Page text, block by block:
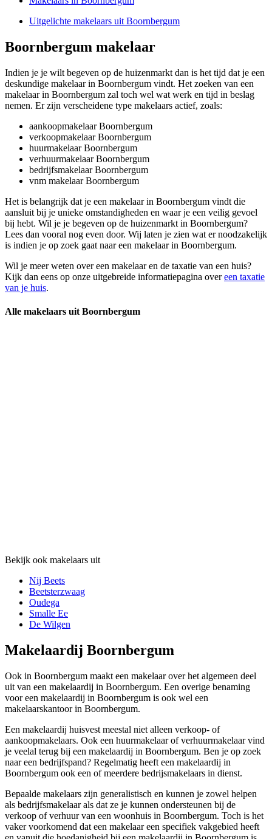
Uitgelichte makelaars uit Boornbergum
Boornbergum makelaar
Indien je je wilt begeven op de huizenmarkt dan is het tijd dat je een
deskundige makelaar in Boornbergum vindt. Het zoeken van een
makelaar in Boornbergum zal toch wel wat werk en tijd in beslag
nemen. Er zijn verscheidene type makelaars actief, zoals:
aankoopmakelaar Boornbergum
verkoopmakelaar Boornbergum
huurmakelaar Boornbergum
verhuurmakelaar Boornbergum
bedrijfsmakelaar Boornbergum
vnm makelaar Boornbergum
Het is belangrijk dat je een makelaar in Boornbergum vindt die
aansluit bij je unieke omstandigheden en waar je een veilig gevoel
bij hebt. Wil je je begeven op de huizenmarkt in Boornbergum?
Lees dan vooral nog even door. Wij laten je zien wat er noodzakelijk
is indien je op zoek gaat naar een makelaar in Boornbergum.
Wil je meer weten over een makelaar en de taxatie van een huis?
Kijk dan eens op onze uitgebreide informatiepagina overeen taxatie
van je huis.
Alle makelaars uit Boornbergum
Bekijk ook makelaars uit
Nij Beets
Beetsterzwaag
Oudega
Smalle Ee
De Wilgen
Makelaardij Boornbergum
Ook in Boornbergum maakt een makelaar over het algemeen deel
uit van een makelaardij in Boornbergum. Een overige benaming
voor een makelaardij in Boornbergum is ook wel een
makelaarskantoor in Boornbergum.
Een makelaardij huisvest meestal niet alleen verkoop- of
aankoopmakelaars. Ook een huurmakelaar of verhuurmakelaar vind
je veelal terug bij een makelaardij in Boornbergum. Ben je op zoek
naar een bedrijfspand? Regelmatig heeft een makelaardij in
Boornbergum ook een of meerdere bedrijsmakelaars in dienst.
Bepaalde makelaars zijn generalistisch en kunnen je zowel helpen
als bedrijfsmakelaar als dat ze je kunnen ondersteunen bij de
verkoop of verhuur van een woonhuis in Boornbergum. Toch is het
vaker voorkomend dat een makelaar een specifiek vakgebied heeft